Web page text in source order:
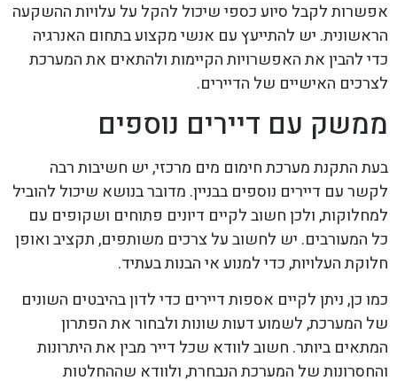
אפשרות לקבל סיוע כספי שיכול להקל על עלויות ההשקעה
הראשונית. יש להתייעץ עם אנשי מקצוע בתחום האנרגיה
כדי להבין את האפשרויות הקיימות ולהתאים את המערכת
לצרכים האישיים של הדיירים.
ממשק עם דיירים נוספים
בעת התקנת מערכת חימום מים מרכזי, יש חשיבות רבה
לקשר עם דיירים נוספים בבניין. מדובר בנושא שיכול להוביל
למחלוקות, ולכן חשוב לקיים דיונים פתוחים ושקופים עם
כל המעורבים. יש לחשוב על צרכים משותפים, תקציב ואופן
חלוקת העלויות, כדי למנוע אי הבנות בעתיד.
כמו כן, ניתן לקיים אספות דיירים כדי לדון בהיבטים השונים
של המערכת, לשמוע דעות שונות ולבחור את הפתרון
המתאים ביותר. חשוב לוודא שכל דייר מבין את היתרונות
והחסרונות של המערכת הנבחרת, ולוודא שההחלטות